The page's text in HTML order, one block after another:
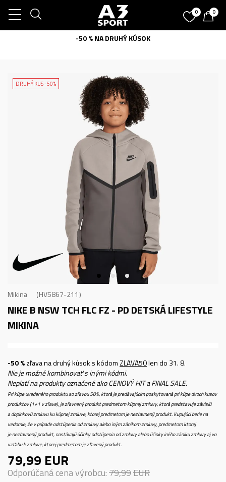
0 0
-50 % NA DRUHÝ KÚSOK
DRUHÝ KUS -50%
Mikina HV5867-211
NIKE B NSW TCH FLC FZ - PDDETSKÁ LIFESTYLE
MIKINA
-50 %zľava na druhý kúsok s kódomZLAVA50len do 31. 8.
Nie je možné kombinovať s inými kódmi.
Neplatí na produkty označené ako CENOVÝ HIT a FINAL SALE.
Pri kúpe uvedeného produktu so zľavou 50%, ktorá je predávajúcim poskytovaná pri kúpe dvoch kusov
produktov (1+1 v zľave), je zľavnený produkt predmetom kúpnej zmluvy, ktorá predstavuje závislú
a doplnkovú zmluvu ku kúpnej zmluve, ktorej predmetom je nezľavnený produkt. Kupujúci berie na
vedomie, že v prípade odstúpenia od zmluvy alebo iným zánikom zmluvy, predmetom ktorej
je nezľavnený produkt, nastávajú účinky odstúpenia od zmluvy alebo účinky iného zániku zmluvy aj vo
vzťahu k zmluve, ktorej predmetom je zľavený produkt.
79,99 EUR
Odporúčaná cena výrobcu:79,99EUR